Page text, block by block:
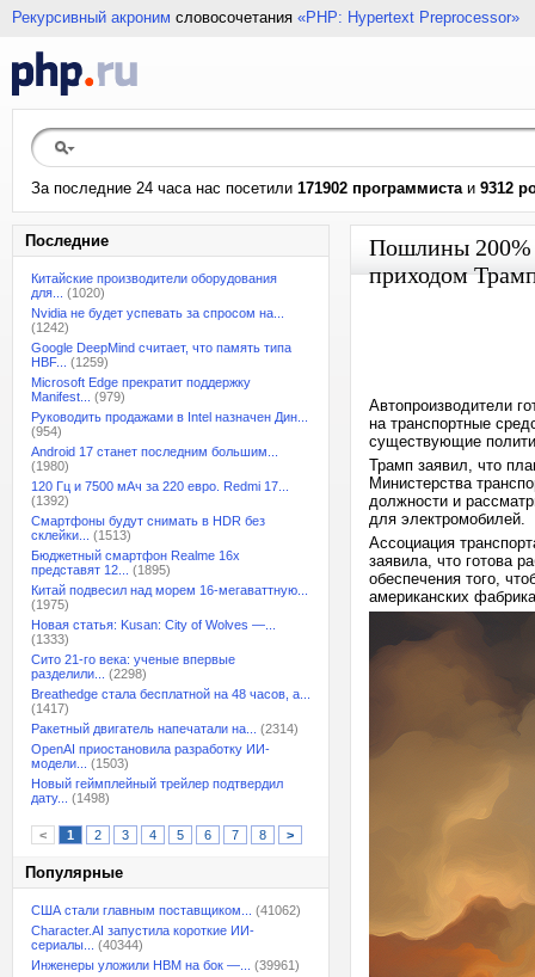
Рекурсивный акроним словосочетания «PHP: Hypertext Preprocessor»
За последние 24 часа нас посетили 171902 программистаи 9312
Последние
Китайские производители оборудования
для...
(1020)
Nvidia не будет успевать за спросом на...
(1242)
Google DeepMind считает, что память типа
HBF...
(1259)
Microsoft Edge прекратит поддержку
Manifest...
(979)
Руководить продажами в Intel назначен Дин...
(954)
Android 17 станет последним большим...
(1980)
120 Гц и 7500 мАч за 220 евро. Redmi 17...
(1392)
Смартфоны будут снимать в HDR без
склейки...
(1513)
Бюджетный смартфон Realme 16x
представят 12...
(1895)
Китай подвесил над морем 16-мегаваттную...
(1975)
Новая статья: Kusan: City of Wolves —...
(1333)
Сито 21-го века: ученые впервые
разделили...
(2298)
Breathedge стала бесплатной на 48 часов, а...
(1417)
Ракетный двигатель напечатали на...
(2314)
OpenAI приостановила разработку ИИ-
модели...
(1503)
Новый геймплейный трейлер подтвердил
дату...
(1498)
< 1 2 3 4 5 6 7 8 >
Популярные
США стали главным поставщиком...
(41062)
Character.AI запустила короткие ИИ-
сериалы...
(40344)
Инженеры уложили HBM на бок —...
(39961)
Пошлины 200%
приходом
Автопроизводители
на транспортные
существующие
Трамп заявил, что
Министерства
должности и
для электромобилей.
Ассоциация
заявила, что готова
обеспечения того,
американских